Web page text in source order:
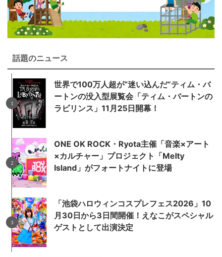
話題のニュース
世界で100万人超が“迷い込んだ”ティム・バ
ートンの没入型展覧会「ティム・バートンの
ラビリンス」11月25日開幕！
ONE OK ROCK・Ryota主催「音楽×アート
×カルチャー」プロジェクト「Melty
Island」がフォートナイトに登場
「池袋ハロウィンコスプレフェス2026」10
月30日から3日間開催！えなこがスペシャル
ゲストとして出演決定